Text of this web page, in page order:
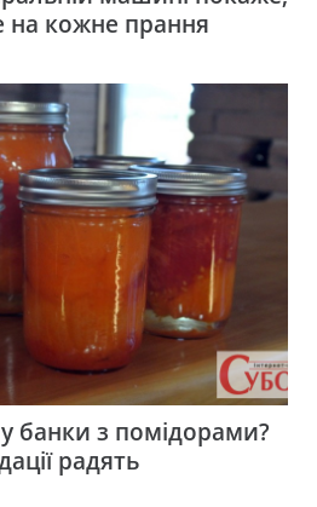
на кожне прання
банки з помідорами?
радять